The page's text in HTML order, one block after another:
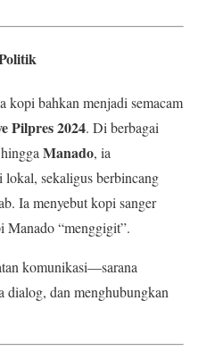
kopi bahkan menjadi semacam
Pilpres 2024. Di berbagai
hinggaManado, ia
sekaligus berbincang
Ia menyebut kopi sanger
Manado “menggigit”.
komunikasi—sarana
dialog, dan menghubungkan